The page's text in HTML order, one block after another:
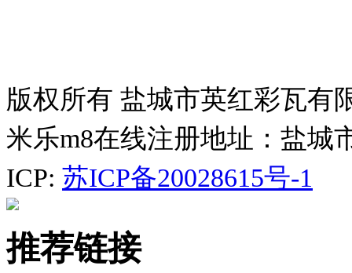
版权所有 盐城市英红彩瓦有
米乐m8在线注册地址：盐城
ICP: 苏ICP备20028615号-1
推荐链接